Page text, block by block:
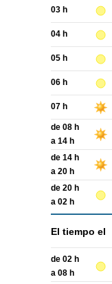
03 h
04 h
05 h
06 h
07 h
de 08 h
a 14 h
de 14 h
a 20 h
de 20 h
a 02 h
El tiempo el
de 02 h
a 08 h